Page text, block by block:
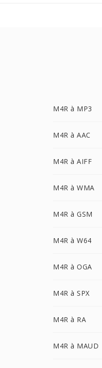
M4R à MP3
M4R à AAC
M4R à AIFF
M4R à WMA
M4R à GSM
M4R à W64
M4R à OGA
M4R à SPX
M4R à RA
M4R à MAUD